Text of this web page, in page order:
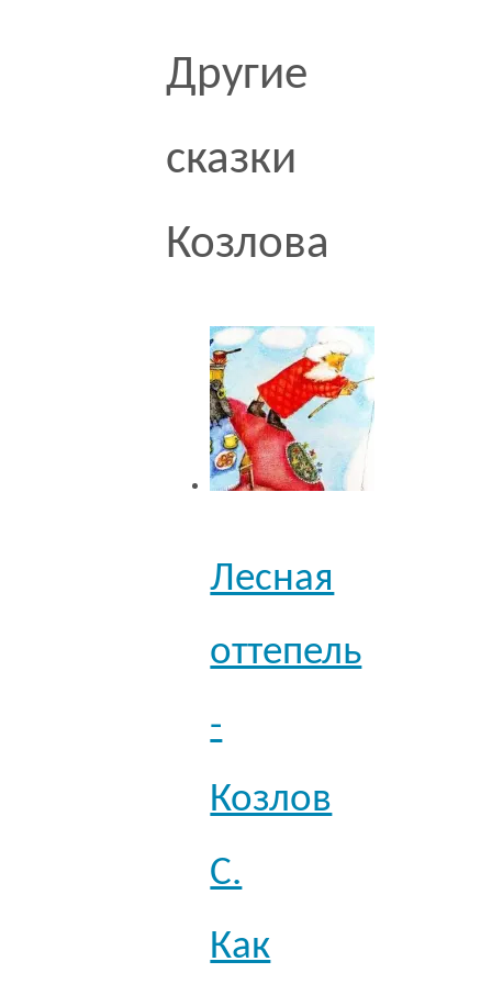
Другие
сказки
Козлова
Лесная
оттепель
-
Козлов
С.
Как